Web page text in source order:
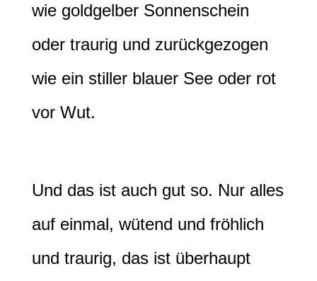
wie goldgelber Sonnenschein
oder traurig und zurückgezogen
wie ein stiller blauer See oder rot
vor Wut.
Und das ist auch gut so. Nur alles
auf einmal, wütend und fröhlich
und traurig, das ist überhaupt